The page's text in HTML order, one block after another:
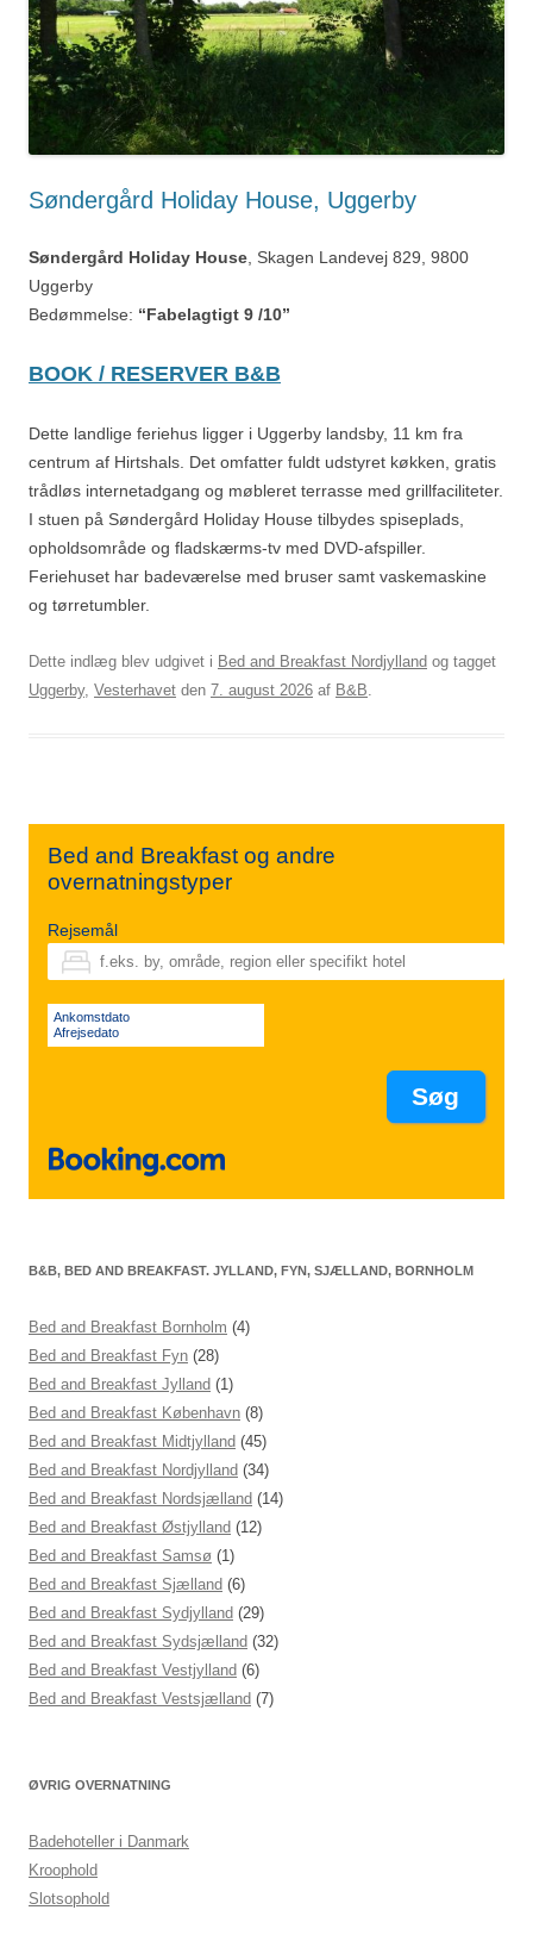
Søndergård Holiday House, Uggerby
Søndergård Holiday House, Skagen Landevej 829, 9800
Uggerby
Bedømmelse: “Fabelagtigt 9 /10”
BOOK / RESERVER B&B
Dette landlige feriehus ligger i Uggerby landsby, 11 km fra
centrum af Hirtshals. Det omfatter fuldt udstyret køkken, gratis
trådløs internetadgang og møbleret terrasse med grillfaciliteter.
I stuen på Søndergård Holiday House tilbydes spiseplads,
opholdsområde og fladskærms-tv med DVD-afspiller.
Feriehuset har badeværelse med bruser samt vaskemaskine
og tørretumbler.
Dette indlæg blev udgivet i Bed and Breakfast Nordjylland og tagget
Uggerby, Vesterhavet den 7. august 2026 af B&B.
Bed and Breakfast og andre
overnatningstyper
Rejsemål
Ankomstdato
Afrejsedato
B&B, BED AND BREAKFAST. JYLLAND, FYN, SJÆLLAND, BORNHOLM
Bed and Breakfast Bornholm (4)
Bed and Breakfast Fyn (28)
Bed and Breakfast Jylland (1)
Bed and Breakfast København (8)
Bed and Breakfast Midtjylland (45)
Bed and Breakfast Nordjylland (34)
Bed and Breakfast Nordsjælland (14)
Bed and Breakfast Østjylland (12)
Bed and Breakfast Samsø (1)
Bed and Breakfast Sjælland (6)
Bed and Breakfast Sydjylland (29)
Bed and Breakfast Sydsjælland (32)
Bed and Breakfast Vestjylland (6)
Bed and Breakfast Vestsjælland (7)
ØVRIG OVERNATNING
Badehoteller i Danmark
Kroophold
Slotsophold